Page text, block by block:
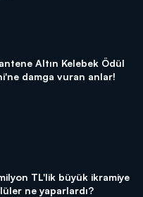
Altın Kelebek Ödül
damga vuran anlar!
TL'lik büyük ikramiye
ne yaparlardı?